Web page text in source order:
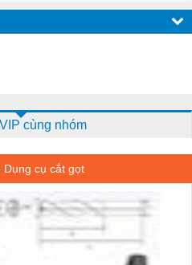
cùng nhóm
Dụng cụ cắt gọt